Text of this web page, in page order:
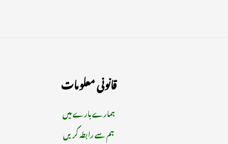
قانونی معلومات
ہمارے بارے میں
ہم سے رابطہ کریں